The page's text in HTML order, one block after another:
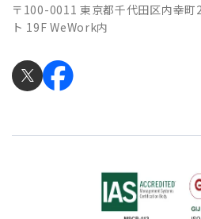
〒100-0011 東京都千代田区内幸
ト 19F WeWork内